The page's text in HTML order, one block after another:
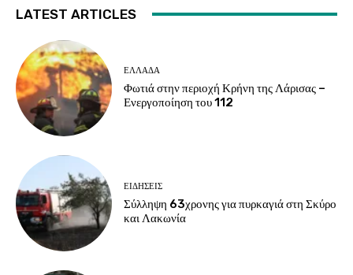
LATEST ARTICLES
ΕΛΛΑΔΑ
Φωτιά στην περιοχή Κρήνη της Λάρισας –
Ενεργοποίηση του 112
ΕΙΔΗΣΕΙΣ
Σύλληψη 63χρονης για πυρκαγιά στη Σκύρο
και Λακωνία